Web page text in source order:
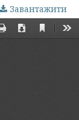
Завантажити